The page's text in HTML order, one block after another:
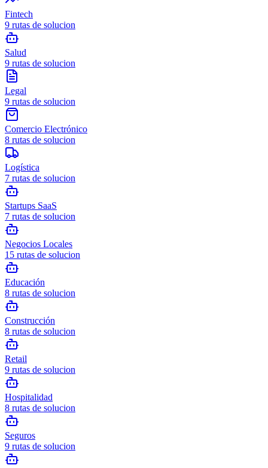
Fintech
9 rutas de solucion
Salud
9 rutas de solucion
Legal
9 rutas de solucion
Comercio Electrónico
8 rutas de solucion
Logística
7 rutas de solucion
Startups SaaS
7 rutas de solucion
Negocios Locales
15 rutas de solucion
Educación
8 rutas de solucion
Construcción
8 rutas de solucion
Retail
9 rutas de solucion
Hospitalidad
8 rutas de solucion
Seguros
9 rutas de solucion